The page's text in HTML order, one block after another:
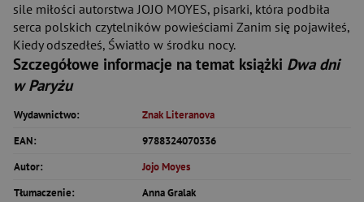
sile miłości autorstwa JOJO MOYES, pisarki, która podbiła
serca polskich czytelników powieściami Zanim się pojawiłeś,
Kiedy odszedłeś, Światło w środku nocy.
Szczegółowe informacje na temat książki Dwa dni
w Paryżu
Wydawnictwo:
Znak Literanova
EAN:
9788324070336
Autor:
Jojo Moyes
Tłumaczenie:
Anna Gralak